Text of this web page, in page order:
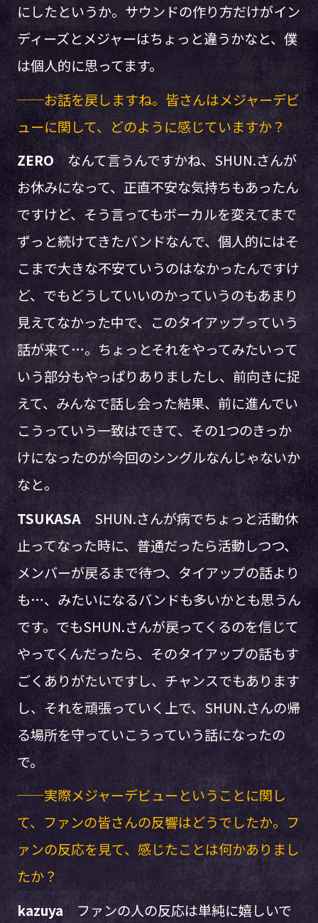
にしたというか。サウンドの作り方だけがイン
ディーズとメジャーはちょっと違うかなと、僕
は個人的に思ってます。
──お話を戻しますね。皆さんはメジャーデビ
ューに関して、どのように感じていますか？
ZEROなんて言うんですかね、SHUN.さんが
お休みになって、正直不安な気持ちもあったん
ですけど、そう言ってもボーカルを変えてまで
ずっと続けてきたバンドなんで、個人的にはそ
こまで大きな不安ていうのはなかったんですけ
ど、でもどうしていいのかっていうのもあまり
見えてなかった中で、このタイアップっていう
話が来て…。ちょっとそれをやってみたいって
いう部分もやっぱりありましたし、前向きに捉
えて、みんなで話し会った結果、前に進んでい
こうっていう一致はできて、その1つのきっか
けになったのが今回のシングルなんじゃないか
なと。
TSUKASASHUN.さんが病でちょっと活動休
止ってなった時に、普通だったら活動しつつ、
メンバーが戻るまで待つ、タイアップの話より
も…、みたいになるバンドも多いかとも思うん
です。でもSHUN.さんが戻ってくるのを信じて
やってくんだったら、そのタイアップの話もす
ごくありがたいですし、チャンスでもあります
し、それを頑張っていく上で、SHUN.さんの帰
る場所を守っていこうっていう話になったの
で。
──実際メジャーデビューということに関し
て、ファンの皆さんの反響はどうでしたか。フ
ァンの反応を見て、感じたことは何かありまし
たか？
kazuyaファンの人の反応は単純に嬉しいで